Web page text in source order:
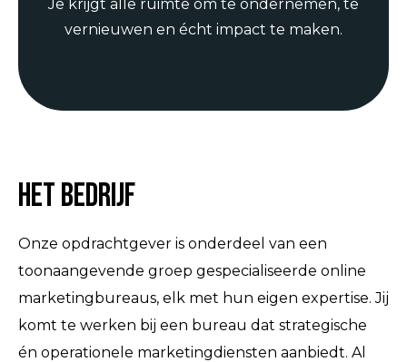
Je krijgt alle ruimte om te ondernemen, te
vernieuwen en écht impact te maken.
Het bedrijf
Onze opdrachtgever is onderdeel van een
toonaangevende groep gespecialiseerde online
marketingbureaus, elk met hun eigen expertise. Jij
komt te werken bij een bureau dat strategische
én operationele marketingdiensten aanbiedt. Al